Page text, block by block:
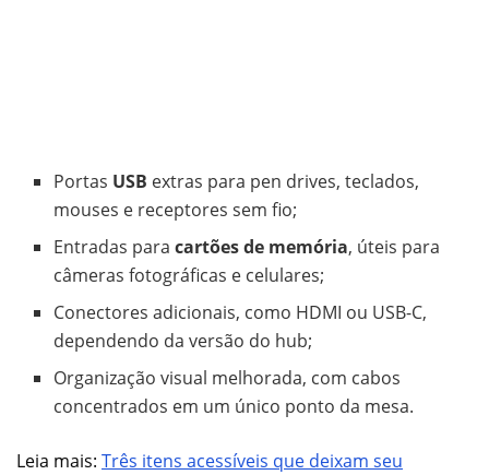
Portas USB extras para pen drives, teclados,
mouses e receptores sem fio;
Entradas paracartões de memória, úteis para
câmeras fotográficas e celulares;
Conectores adicionais, como HDMI ou USB-C,
dependendo da versão do hub;
Organização visual melhorada, com cabos
concentrados em um único ponto da mesa.
Leia mais: Três itens acessíveis que deixam seu